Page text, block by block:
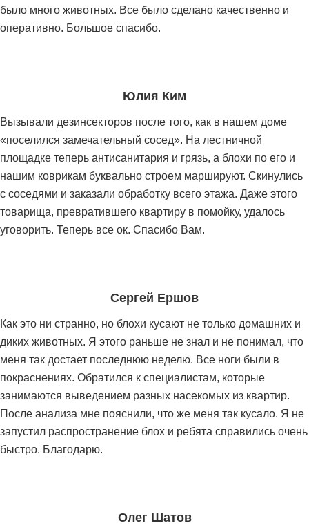
было много животных. Все было сделано качественно и
оперативно. Большое спасибо.
Юлия Ким
Вызывали дезинсекторов после того, как в нашем доме
«поселился замечательный сосед». На лестничной
площадке теперь антисанитария и грязь, а блохи по его и
нашим коврикам буквально строем маршируют. Скинулись
с соседями и заказали обработку всего этажа. Даже этого
товарища, превратившего квартиру в помойку, удалось
уговорить. Теперь все ок. Спасибо Вам.
Сергей Ершов
Как это ни странно, но блохи кусают не только домашних и
диких животных. Я этого раньше не знал и не понимал, что
меня так достает последнюю неделю. Все ноги были в
покраснениях. Обратился к специалистам, которые
занимаются выведением разных насекомых из квартир.
После анализа мне пояснили, что же меня так кусало. Я не
запустил распространение блох и ребята справились очень
быстро. Благодарю.
Олег Шатов